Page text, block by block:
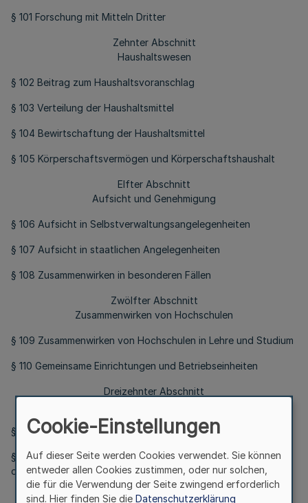
§ 101 Forschung mit Mitteln Dritter
Zehnter Abschnitt
Haushaltswesen
§ 102 Beitrag zum Haushaltsvoranschlag
§ 103 Verteilung der Haushaltsmittel
§ 104 Bewirtschaftung der Haushaltsmittel
§ 105 Körperschaftsvermögen und Körperschaftshaushalt
Elfter Abschnitt
Aufsicht und Genehmigung
§ 106 Aufsicht in Selbstverwaltungsangelegenheiten
§ 107 Aufsicht in staatlichen Angelegenheiten
§ 108 Zusammenwirken in besonderen Fällen
Zwölfter Abschnitt
Zusammenwirken von Hochschulen
§ 109 Zusammenwirken von Hochschulen in Lehre und Studium
§ 110 Gemeinsame Einrichtungen und Betriebseinheiten
Dreizehnter Abschnitt
§ 111 Fernuniversität-Gesamthochschule in Hagen
§ 112 Fachbereich für das Bibliotheks- und Informationswesen
der Fachhochschule Köln
Vierzehnter Abschnitt
Cookie-Einstellungen
Auf dieser Seite werden Cookies verwendet. Sie können
entweder allen Cookies zustimmen, oder nur solchen,
die für die Verwendung der Seite zwingend erforderlich
sind. Hier finden Sie die Datenschutzerklärung